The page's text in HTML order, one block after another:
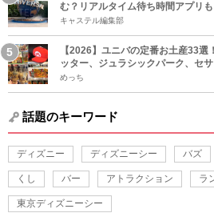
む？リアルタイム待ち時間アプリも
キャステル編集部
【2026】ユニバの定番お土産33
ッター、ジュラシックパーク、セ
めっち
話題のキーワード
ディズニー ディズニーシー バズ
くし バー アトラクション ラ
東京ディズニーシー